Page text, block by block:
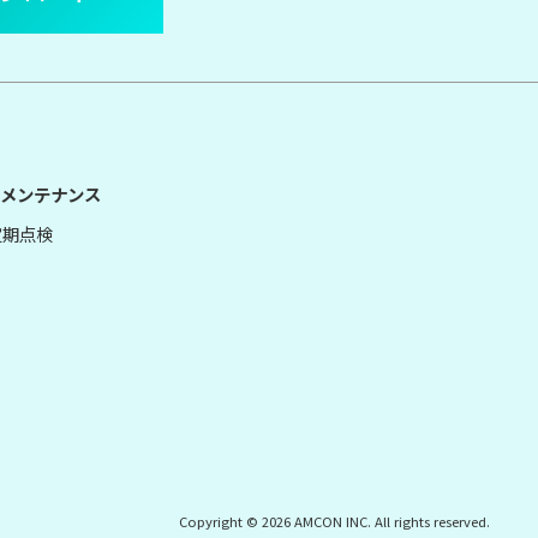
ンテナンス
点検
Copyright © 2026 AMCON INC. All rights reserved.